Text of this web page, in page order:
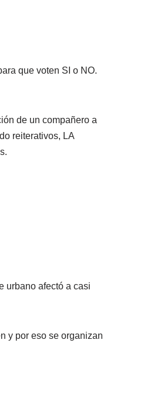
que voten SI o NO.
de un compañero a
reiterativos, LA
urbano afectó a casi
y por eso se organizan